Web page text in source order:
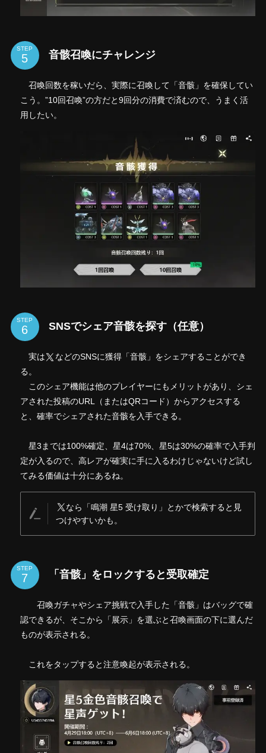
STEP
音骸召喚にチャレンジ
召喚回数を稼いだら、実際に召喚して「音骸」を確保してい
こう。”10回召喚”の方だと9回分の消費で済むので、うまく活
用したい。
STEP
SNSでシェア音骸を探す（任意）
実は
などのSNSに獲得「音骸」をシェアすることができ
る。
このシェア機能は他のプレイヤーにもメリットがあり、シェ
アされた投稿のURL（またはQRコード）からアクセスする
と、確率でシェアされた音骸を入手できる。
星3までは100%確定、星4は70%、星5は30%の確率で入手判
定が入るので、高レアが確実に手に入るわけじゃないけど試し
てみる価値は十分にあるね。
なら「鳴潮 星5 受け取り」とかで検索すると見
つけやすいかも。
STEP
「音骸」をロックすると受取確定
召喚ガチャやシェア挑戦で入手した「音骸」はバッグで確
認できるが、そこから「展示」を選ぶと召喚画面の下に選んだ
ものが表示される。
これをタップすると注意喚起が表示される。